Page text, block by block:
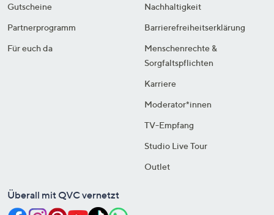
Gutscheine
Partnerprogramm
Für euch da
Nachhaltigkeit
Barrierefreiheitserklärung
Menschenrechte &
Sorgfaltspflichten
Karriere
Moderator*innen
TV-Empfang
Studio Live Tour
Outlet
Überall mit QVC vernetzt